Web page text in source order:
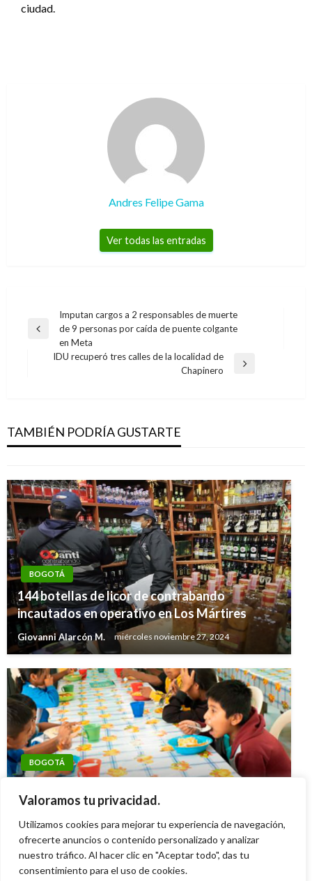
Valoramos tu privacidad.
Utilizamos cookies para mejorar tu experiencia de navegación,
ofrecerte anuncios o contenido personalizado y analizar
nuestro tráfico. Al hacer clic en "Aceptar todo", das tu
consentimiento para el uso de cookies.
ciudad.
Andres Felipe Gama
Ver todas las entradas
Navegación
de
entradas
Entrada
Imputan cargos a 2 responsables de muerte
de 9 personas por caída de puente colgante
en Meta
IDU recuperó tres calles de la localidad de
Chapinero
TAMBIÉN PODRÍA GUSTARTE
taurina en Bogotá
Manuel Reyes Beltran jueves febrero 27, 2020
BOGOTÁ
144 botellas de licor de contrabando
incautados en operativo en Los Mártires
Giovanni Alarcón M. miércoles noviembre 27, 2024
BOGOTÁ
territorial certificada con el mejor PAE
Giovanni Alarcón M. viernes diciembre 6, 2024
BOGOTÁ
Cámara de Comercio de Bogotá realizará
Manuel Reyes Beltran miércoles junio 28, 2017